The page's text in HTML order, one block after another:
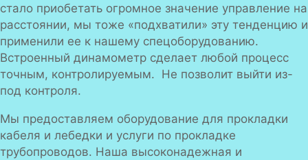
стало приобетать огромное значение управление на
расстоянии, мы тоже «подхватили» эту тенденцию и
применили ее к нашему спецоборудованию.
Встроенный динамометр сделает любой процесс
точным, контролируемым. Не позволит выйти из-
под контроля.
Мы предоставляем оборудование для прокладки
кабеля и лебедки и услуги по прокладке
трубопроводов. Наша высоконадежная и